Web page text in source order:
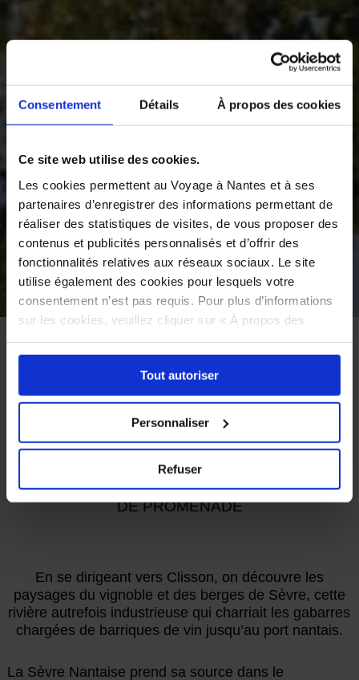
Consentement Détails À propos des cookies
Ce site web utilise des cookies.
Les cookies permettent au Voyage à Nantes et à ses
partenaires d’enregistrer des informations permettant de
réaliser des statistiques de visites, de vous proposer des
contenus et publicités personnalisés et d’offrir des
fonctionnalités relatives aux réseaux sociaux. Le site
utilise également des cookies pour lesquels votre
consentement n’est pas requis. Pour plus d’informations
sur les cookies, veuillez cliquer sur « À propos des
sélectionner les cookies selon les finalités via l'onglet
« Détails ». À tout moment, vous pouvez modifier votre
choix en cliquant sur le lien « Cookies » en bas des
Tout autoriser
Personnaliser
Refuser
©
ACCUEIL À VOIR
LE VOYAGE PERMANENT
PATRIMOINE NATUREL
PATRIMOINE NATUREL
Sèvre Nantaise
UNE HISTOIRE D'EAU DANS LE VIGNOBLE
SITE DE PÊCHE, DE LOISIRS NAUTIQUES,
DE PROMENADE
En se dirigeant vers Clisson, on découvre les
paysages du vignoble et des berges de Sèvre, cette
rivière autrefois industrieuse qui charriait les gabarres
chargées de barriques de vin jusqu’au port nantais.
La Sèvre Nantaise prend sa source dans le